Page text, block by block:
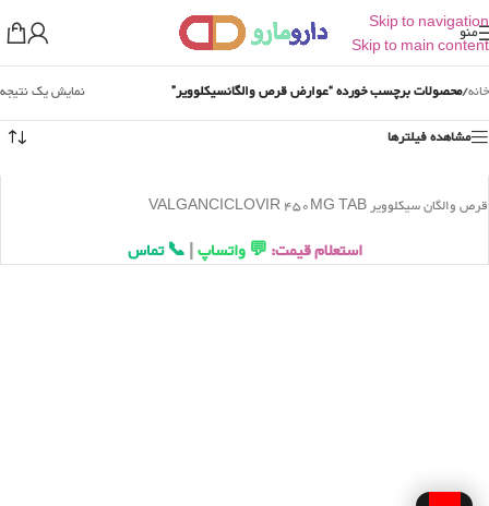
Skip to navigation
Skip to main content
منو
خانه/محصولات برچسب خورده “عوارض قرص والگانسیکلوویر”
نمایش یک نتیجه
مشاهده فیلترها
قرص والگان سیکلوویر VALGANCICLOVIR 450MG TAB
استعلام قیمت:💬 واتساپ|📞 تماس